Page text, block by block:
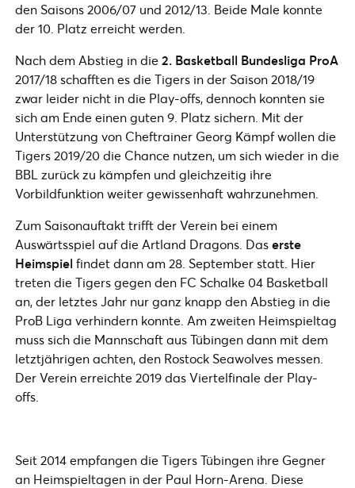
den Saisons 2006/07 und 2012/13. Beide Male konnte
der 10. Platz erreicht werden.
Nach dem Abstieg in die2. Basketball Bundesliga ProA
2017/18 schafften es die Tigers in der Saison 2018/19
zwar leider nicht in die Play-offs, dennoch konnten sie
sich am Ende einen guten 9. Platz sichern. Mit der
Unterstützung von Cheftrainer Georg Kämpf wollen die
Tigers 2019/20 die Chance nutzen, um sich wieder in die
BBL zurück zu kämpfen und gleichzeitig ihre
Vorbildfunktion weiter gewissenhaft wahrzunehmen.
Zum Saisonauftakt trifft der Verein bei einem
Auswärtsspiel auf die Artland Dragons. Daserste
Heimspiel findet dann am 28. September statt. Hier
treten die Tigers gegen den FC Schalke 04 Basketball
an, der letztes Jahr nur ganz knapp den Abstieg in die
ProB Liga verhindern konnte. Am zweiten Heimspieltag
muss sich die Mannschaft aus Tübingen dann mit dem
letztjährigen achten, den Rostock Seawolves messen.
Der Verein erreichte 2019 das Viertelfinale der Play-
offs.
Seit 2014 empfangen die Tigers Tübingen ihre Gegner
an Heimspieltagen in der Paul Horn-Arena. Diese